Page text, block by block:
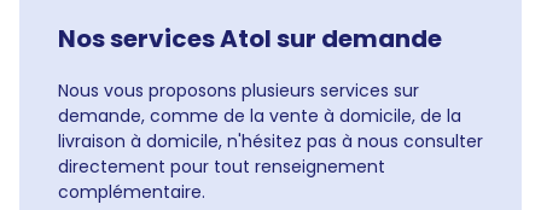
Nos services Atol sur demande
Nous vous proposons plusieurs services sur
demande, comme de la vente à domicile, de la
livraison à domicile, n'hésitez pas à nous consulter
directement pour tout renseignement
complémentaire.